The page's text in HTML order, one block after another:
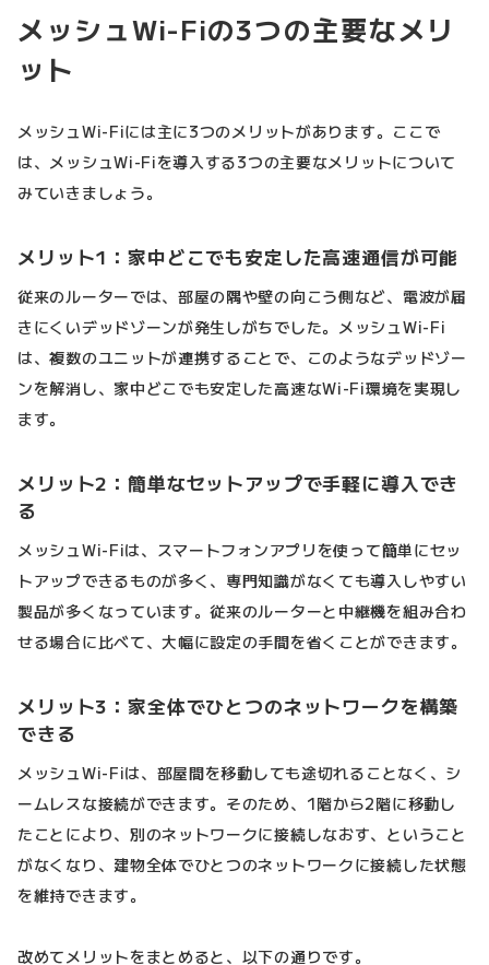
メッシュWi-Fiの3つの主要なメリ
ット
メッシュWi-Fiには主に3つのメリットがあります。ここで
は、メッシュWi-Fiを導入する3つの主要なメリットについて
みていきましょう。
メリット1：家中どこでも安定した高速通信が可能
従来のルーターでは、部屋の隅や壁の向こう側など、電波が届
きにくいデッドゾーンが発生しがちでした。メッシュWi-Fi
は、複数のユニットが連携することで、このようなデッドゾー
ンを解消し、家中どこでも安定した高速なWi-Fi環境を実現し
ます。
メリット2：簡単なセットアップで手軽に導入でき
る
メッシュWi-Fiは、スマートフォンアプリを使って簡単にセッ
トアップできるものが多く、専門知識がなくても導入しやすい
製品が多くなっています。従来のルーターと中継機を組み合わ
せる場合に比べて、大幅に設定の手間を省くことができます。
メリット3：家全体でひとつのネットワークを構築
できる
メッシュWi-Fiは、部屋間を移動しても途切れることなく、シ
ームレスな接続ができます。そのため、1階から2階に移動し
たことにより、別のネットワークに接続しなおす、ということ
がなくなり、建物全体でひとつのネットワークに接続した状態
を維持できます。
改めてメリットをまとめると、以下の通りです。